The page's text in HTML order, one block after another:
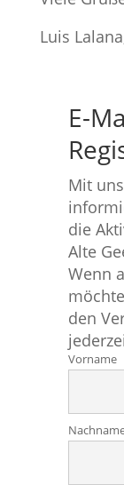
Luis
E-
Mit
die
Alte
Wenn
den
Vorname